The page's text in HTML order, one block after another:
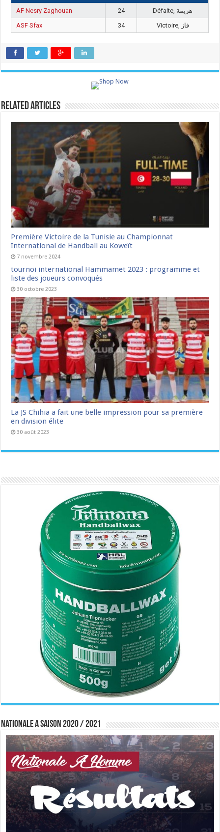
AF Nesry Zaghouan 24
Défaite, هزيمة
ASF Sfax
34 Victoire, فاز
Related Articles
Première Victoire de la Tunisie au Championnat
International de Handball au Koweït
7 novembre 2024
tournoi international Hammamet 2023 : programme et
liste des joueurs convoqués
30 octobre 2023
La JS Chihia a fait une belle impression pour sa première
en division élite
30 août 2023
Nationale A saison 2020 / 2021